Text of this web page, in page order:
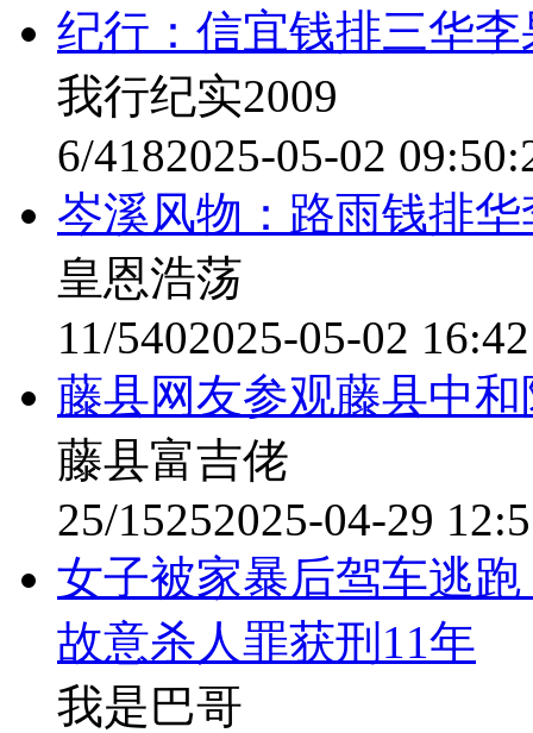
纪行：信宜钱排三华
我行纪实2009
6/4182025-05-02
岑溪风物：路雨钱排
皇恩浩荡
11/5402025-05-02
藤县网友参观藤县中
藤县富吉佬
25/15252025-04-29
女子被家暴后驾车逃
故意杀人罪获刑11年
我是巴哥